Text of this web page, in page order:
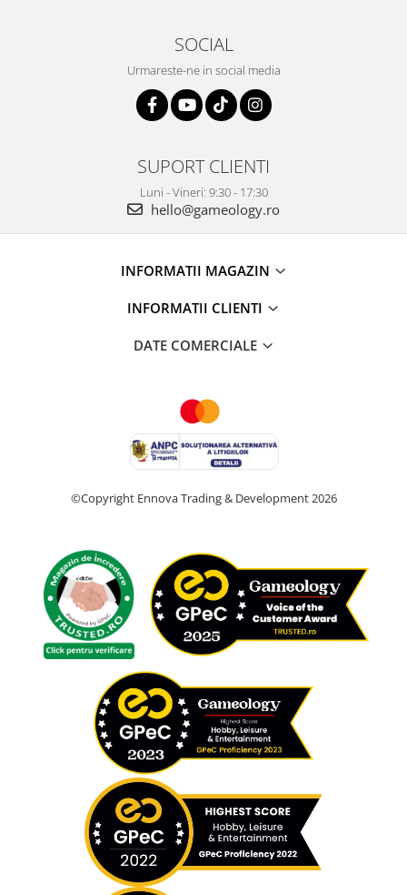
SOCIAL
Urmareste-ne in social media
SUPORT CLIENTI
Luni - Vineri: 9:30 - 17:30
hello@gameology.ro
INFORMATII MAGAZIN
INFORMATII CLIENTI
DATE COMERCIALE
©Copyright Ennova Trading & Development 2026